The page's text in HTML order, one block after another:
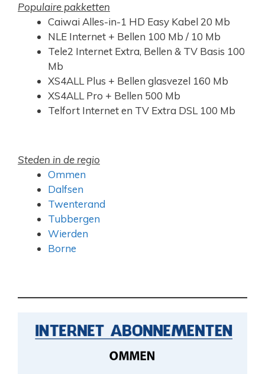
Populaire pakketten
Caiwai Alles-in-1 HD Easy Kabel 20 Mb
NLE Internet + Bellen 100 Mb / 10 Mb
Tele2 Internet Extra, Bellen & TV Basis 100
Mb
XS4ALL Plus + Bellen glasvezel 160 Mb
XS4ALL Pro + Bellen 500 Mb
Telfort Internet en TV Extra DSL 100 Mb
Steden in de regio
Ommen
Dalfsen
Twenterand
Tubbergen
Wierden
Borne